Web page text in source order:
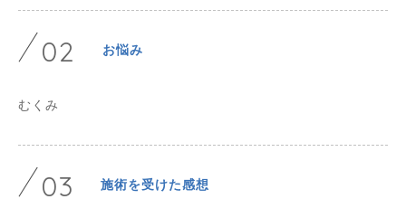
02 お悩み
むくみ
03 施術を受けた感想